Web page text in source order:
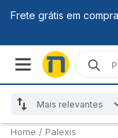
Home / Palexis